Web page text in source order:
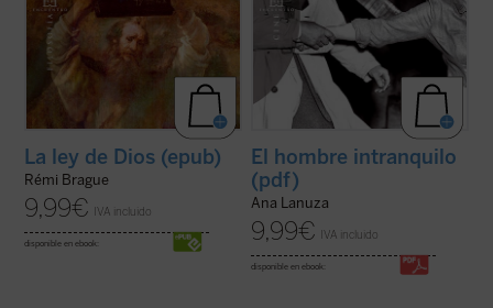
La ley de Dios (epub)
Rémi Brague
9,99€ IVA incluido
disponible en ebook:
El hombre intranquilo
(pdf)
Ana Lanuza
9,99€ IVA incluido
disponible en ebook: